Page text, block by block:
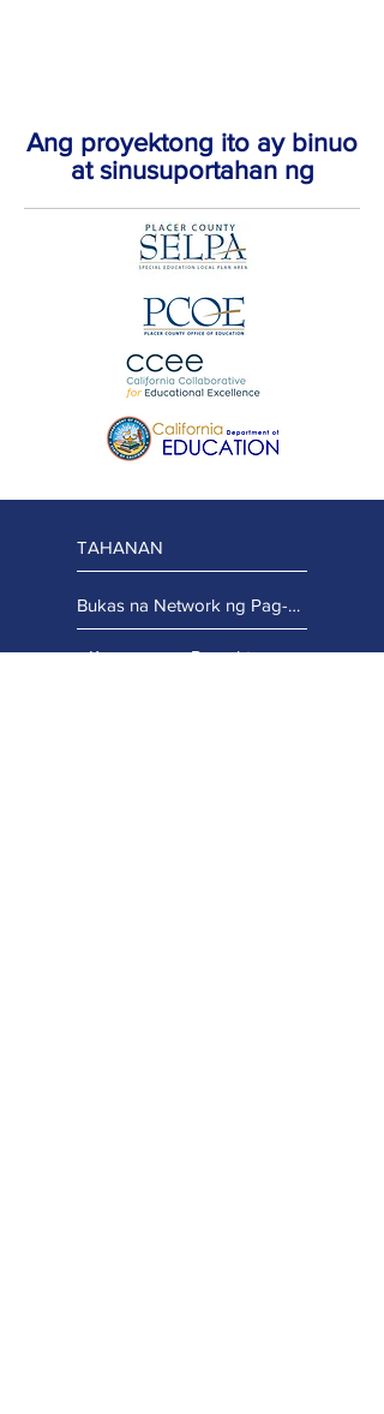
Ang proyektong ito ay binuo
at sinusuportahan ng
TAHANAN
Bukas na Network ng Pag-access
Koponan ng Proyekto